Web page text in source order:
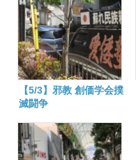
【5/3】邪教 創価学会撲
滅闘争